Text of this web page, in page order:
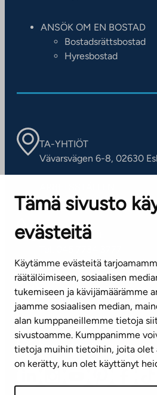
Tämä sivusto
evästeitä
Käytämme evästeitä
räätälöimiseen, sosiaalisen
tukemiseen ja kävijämäärämme
jaamme sosiaalisen median,
alan kumppaneillemme tietoja
sivustoamme. Kumppanimme
tietoja muihin tietoihin, joita olet
on kerätty, kun olet käyttänyt
ANSÖK OM EN BOSTAD
Bostadsrättsbostad
Hyresbostad
TA-YHTIÖT
Vävarsvägen 6-8, 02630
Kontaktinformation
KUNDSERVICE
(vardagar kl. 8–16)
info@ta.fi
Nyhetsbrev (på finska)